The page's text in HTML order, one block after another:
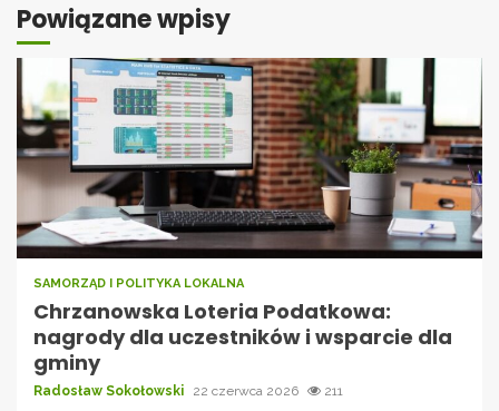
Powiązane wpisy
SAMORZĄD I POLITYKA LOKALNA
Chrzanowska Loteria Podatkowa:
nagrody dla uczestników i wsparcie dla
gminy
Radosław Sokołowski 22 czerwca 2026 211